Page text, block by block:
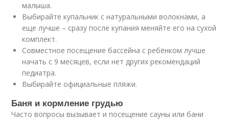
малыша.
Выбирайте купальник с натуральными волокнами, а
еще лучше – сразу после купания меняйте его на сухой
комплект.
Совместное посещение бассейна с ребёнком лучше
начать с 9 месяцев, если нет других рекомендаций
педиатра.
Выбирайте официальные пляжи.
Баня и кормление грудью
Часто вопросы вызывает и посещение сауны или бани